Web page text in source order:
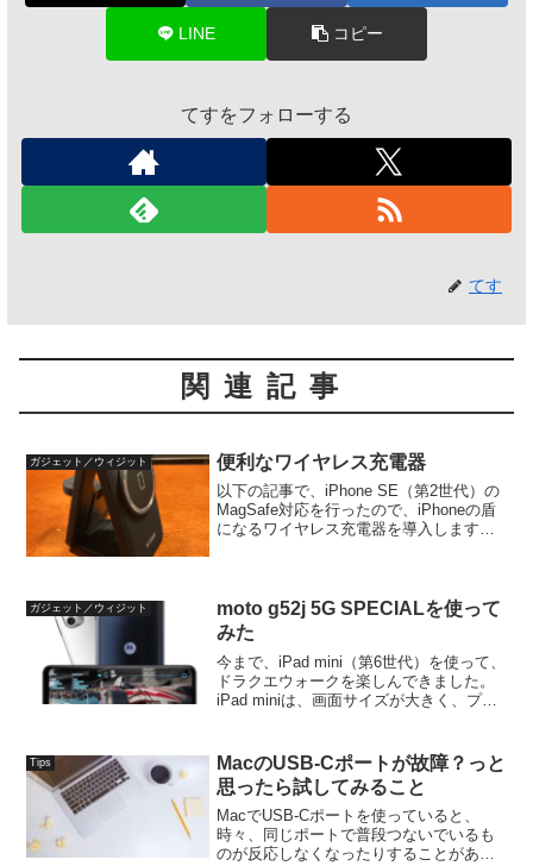
LINE コピー
てすをフォローする
てす
関連記事
ガジェット／ウィジット 便利なワイヤレス充電器
以下の記事で、iPhone SE（第2世代）の
MagSafe対応を行ったので、iPhoneの盾
になるワイヤレス充電器を導入します。
ガジェット／ウィジット
moto g52j 5G SPECIALを使って
みた
今まで、iPad mini（第6世代）を使って、
ドラクエウォークを楽しんできました。
iPad miniは、画面サイズが大きく、プレ
れは、画面サイズの大きさ故、筐体が大
き...
Tips
MacのUSB-Cポートが故障？っと
思ったら試してみること
MacでUSB-Cポートを使っていると、
時々、同じポートで普段つないでいるも
のが反応しなくなったりすることがあり